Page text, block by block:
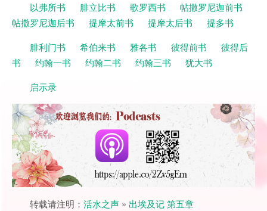
以弗所书
腓立比书 歌罗西书
帖撒罗尼迦前书
帖撒罗尼迦后书
提摩太前书 提摩太后书
提多书
腓利门书
希伯来书 雅各书 彼得前书
彼得后
书
约翰一书 约翰二书 约翰三书
犹大书
启示录
转载请注明： 活水之声 » 出埃及记 第五章